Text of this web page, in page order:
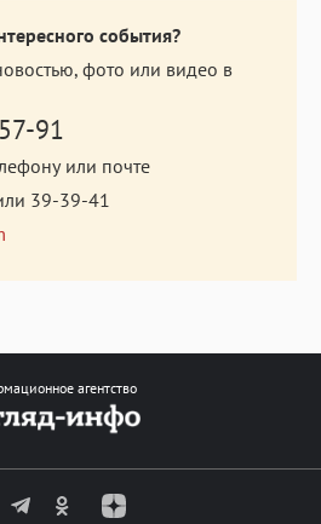
события?
фото или видео в
91
или почте
39-39-41
агентство